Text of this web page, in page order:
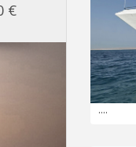
€
Next
....